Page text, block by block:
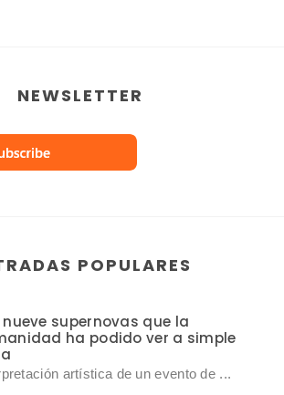
NEWSLETTER
POPULARES
nueve supernovas que la
ha podido ver a simple
artística de un evento de ...